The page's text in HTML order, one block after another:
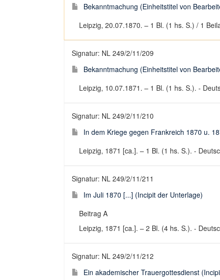
Bekanntmachung (Einheitstitel von
Leipzig, 20.07.1870. – 1 Bl. (1 hs. S.) / 1
Signatur: NL 249/2/11/209
Bekanntmachung (Einheitstitel von
Leipzig, 10.07.1871. – 1 Bl. (1 hs. S.). -
Signatur: NL 249/2/11/210
In dem Kriege gegen Frankreich 1870 u.
Leipzig, 1871 [ca.]. – 1 Bl. (1 hs. S.). -
Signatur: NL 249/2/11/211
Im Juli 1870 [...] (Incipit der Unterlage)
Beitrag A
Leipzig, 1871 [ca.]. – 2 Bl. (4 hs. S.). -
Signatur: NL 249/2/11/212
Ein akademischer Trauergottesdienst